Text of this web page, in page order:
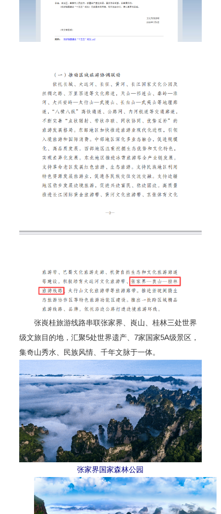
张崀桂旅游线路串联张家界、崀山、桂林三处世界
级文旅目的地，汇聚5处世界遗产、7家国家5A级景区，
集奇山秀水、民族风情、千年文脉于一体。
张家界国家森林公园